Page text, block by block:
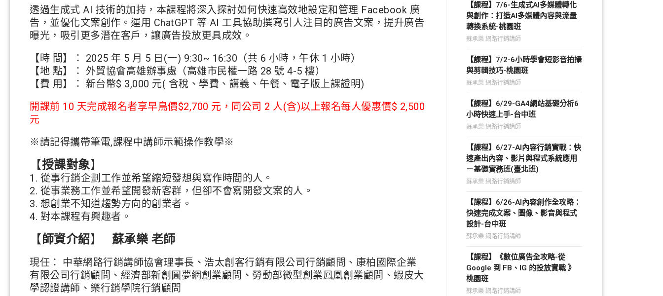
透過生成式 AI 技術的加持，本課程將深入探討如何快速高效地設定和管理 Facebook 廣
告，並優化文案創作。運用 ChatGPT 等 AI 工具協助撰寫引人注目的廣告文案，提升廣告
曝光，吸引更多潛在客戶，讓廣告投放更具成效。
【時 間】： 2025 年 5 月 5 日(一) 9:30~ 16:30（共 6 小時，午休 1 小時）
【地 點】： 外貿協會高雄辦事處（高雄市民權一路 28 號 4-5 樓）
【費 用】： 新台幣$ 3,000 元( 含稅、學費、講義、午餐、電子版上課證明)
開課前 10 天完成報名者享早鳥價$2,700 元，同公司 2 人(含)以上報名每人優惠價$ 2,500
元
※請記得攜帶筆電,課程中講師示範操作教學※
【授課對象】
1. 從事行銷企劃工作並希望縮短發想與寫作時間的人。
2. 從事業務工作並希望開發新客群，但卻不會寫開發文案的人。
3. 想創業不知道趨勢方向的創業者。
4. 對本課程有興趣者。
【師資介紹】 蘇承樂 老師
現任： 中華網路行銷講師協會理事長、浩太創客行銷有限公司行銷顧問、康柏國際企業
有限公司行銷顧問、經濟部新創圓夢網創業顧問、勞動部微型創業鳳凰創業顧問、蝦皮大
學認證講師、樂行銷學院行銷顧問
【課程】7/6-生成式AI多媒體轉化
與創作：打造AI多媒體內容與流量
轉換系統-桃園班
蘇承樂 網路行銷講師
【課程】7/2-6小時學會短影音拍攝
與剪輯技巧-桃園班
蘇承樂 網路行銷講師
【課程】6/29-GA4網站基礎分析6
小時快速上手-台中班
蘇承樂 網路行銷講師
【課程】6/27-AI內容行銷實戰：快
速產出內容、影片與程式系統應用
－基礎實務班(臺北班)
蘇承樂 網路行銷講師
【課程】6/26-AI內容創作全攻略：
快速完成文案、圖像、影音與程式
設計-台中班
蘇承樂 網路行銷講師
【課程】《數位廣告全攻略-從
Google 到 FB、IG 的投放實戰 》
桃園班
蘇承樂 網路行銷講師